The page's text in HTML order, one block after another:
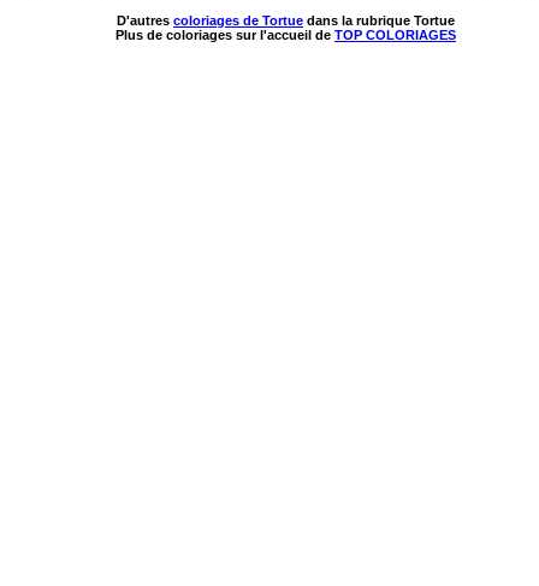
D'autres coloriages de Tortue dans la rubrique Tortue
Plus de coloriages sur l'accueil de TOP COLORIAGES